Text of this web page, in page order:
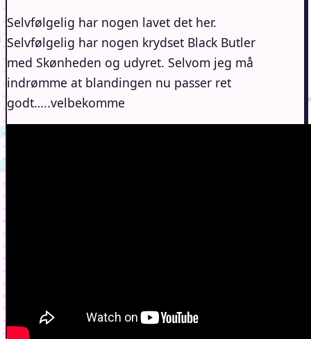
Selvfølgelig har nogen lavet det her.
Selvfølgelig har nogen krydset Black Butler
med Skønheden og udyret. Selvom jeg må
indrømme at blandingen nu passer ret
godt…..velbekomme